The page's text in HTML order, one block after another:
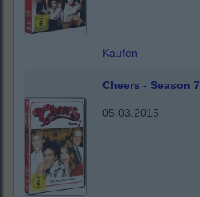
Kaufen
Cheers - Season 7
05.03.2015